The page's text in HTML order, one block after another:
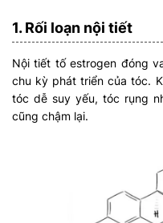
1. Rối loạn nội tiết
Nội tiết tố estrogen đóng
chu kỳ phát triển của tóc.
tóc dễ suy yếu, tóc rụng
cũng chậm lại.